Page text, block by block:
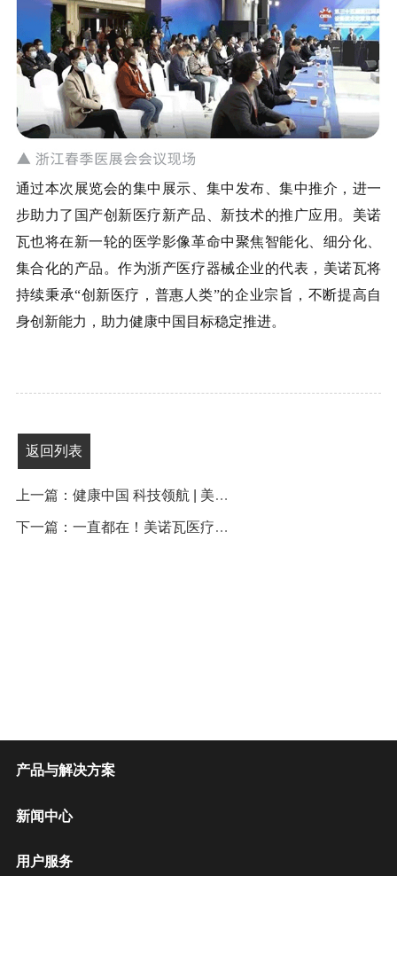
通过本次展览会的集中展示、集中发布、集中推介，进一
步助力了国产创新医疗新产品、新技术的推广应用。美诺
瓦也将在新一轮的医学影像革命中聚焦智能化、细分化、
集合化的产品。作为浙产医疗器械企业的代表，美诺瓦将
持续秉承“创新医疗，普惠人类”的企业宗旨，不断提高自
身创新能力，助力健康中国目标稳定推进。
返回列表
上一篇：健康中国 科技领航 | 美诺瓦出席2023第42届中原医疗器械展览会
下一篇：一直都在！美诺瓦医疗DR设备连续四年入选优秀国产医疗设备
产品与解决方案
新闻中心
用户服务